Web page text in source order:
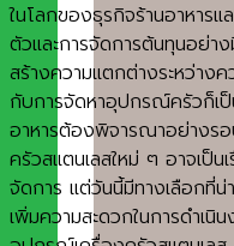
ในโลกของธุรกิจร้านอาหารแ
ตัวและการจัดการต้นทุนอย่า
สร้างความแตกต่างระหว่างค
กับการจัดหาอุปกรณ์ครัวก็เ
อาหารต้องพิจารณาอย่างร
ครัวสแตนเลสใหม่ ๆ อาจเป็น
จัดการ แต่วันนี้มีทางเลือกที่น่
เพิ่มความสะดวกในการดำเ